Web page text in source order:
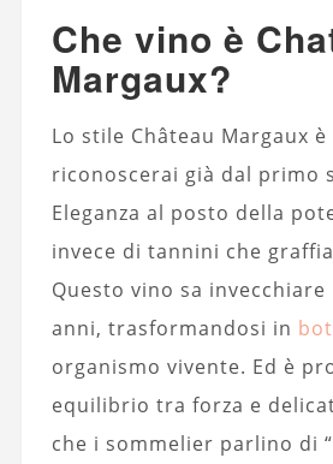
Che vino è
Margaux?
Lo stile Château Margaux
riconoscerai già dal primo
Eleganza al posto della
invece di tannini che
Questo vino sa
anni, trasformandosi in
organismo vivente. Ed è
equilibrio tra forza e
che i sommelier parlino di